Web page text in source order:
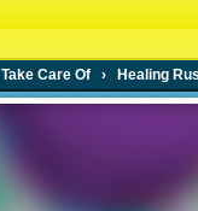
Take Care Of › Healing